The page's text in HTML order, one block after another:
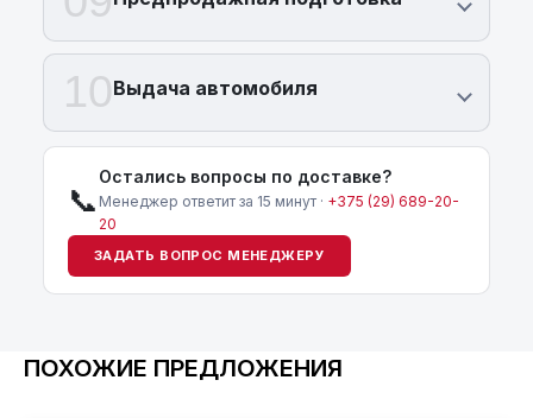
10Выдача автомобиля
📞
Остались вопросы по доставке?
Менеджер ответит за 15 минут · +375 (29) 689-20-
20
ЗАДАТЬ ВОПРОС МЕНЕДЖЕРУ
ПОХОЖИЕ ПРЕДЛОЖЕНИЯ